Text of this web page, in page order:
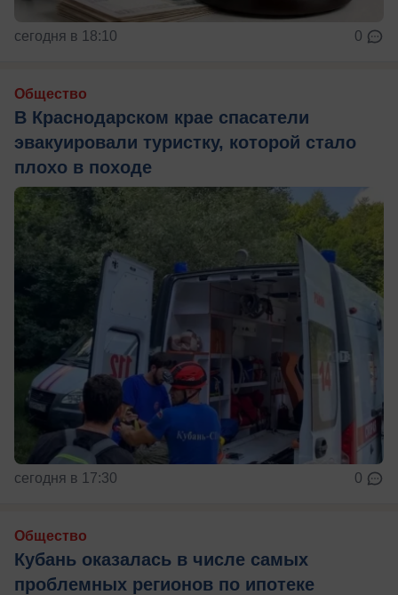
сегодня в 18:10 0
Общество
В Краснодарском крае спасатели
эвакуировали туристку, которой стало
плохо в походе
сегодня в 17:30 0
Общество
Кубань оказалась в числе самых
проблемных регионов по ипотеке